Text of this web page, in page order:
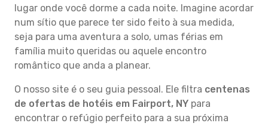
lugar onde você dorme a cada noite. Imagine acordar
num sítio que parece ter sido feito à sua medida,
seja para uma aventura a solo, umas férias em
família muito queridas ou aquele encontro
romântico que anda a planear.
O nosso site é o seu guia pessoal. Ele filtra centenas
de ofertas de hotéis em Fairport, NY para
encontrar o refúgio perfeito para a sua próxima